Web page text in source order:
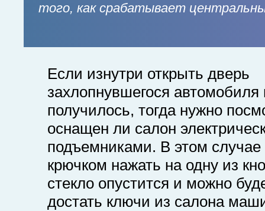
того, как срабатывает
Если изнутри открыть дверь
захлопнувшегося автомобиля
получилось, тогда нужно
оснащен ли салон
подъемниками. В этом случае
крючком нажать на одну из
стекло опустится и можно
достать ключи из салона